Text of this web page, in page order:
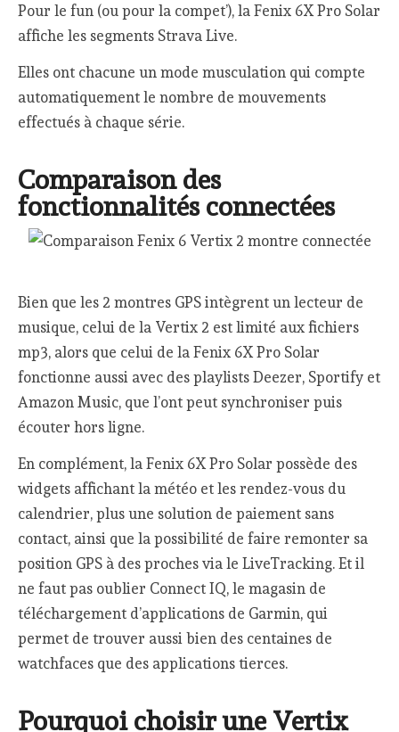
Pour le fun (ou pour la compet’), la Fenix 6X Pro Solar
affiche les segments Strava Live.
Elles ont chacune un mode musculation qui compte
automatiquement le nombre de mouvements
effectués à chaque série.
Comparaison des
fonctionnalités connectées
Bien que les 2 montres GPS intègrent un lecteur de
musique, celui de la Vertix 2 est limité aux fichiers
mp3, alors que celui de la Fenix 6X Pro Solar
fonctionne aussi avec des playlists Deezer, Sportify et
Amazon Music, que l’ont peut synchroniser puis
écouter hors ligne.
En complément, la Fenix 6X Pro Solar possède des
widgets affichant la météo et les rendez-vous du
calendrier, plus une solution de paiement sans
contact, ainsi que la possibilité de faire remonter sa
position GPS à des proches via le LiveTracking. Et il
ne faut pas oublier Connect IQ, le magasin de
téléchargement d’applications de Garmin, qui
permet de trouver aussi bien des centaines de
watchfaces que des applications tierces.
Pourquoi choisir une Vertix